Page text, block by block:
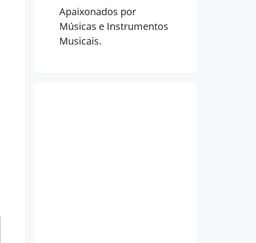
Apaixonados por
Músicas e Instrumentos
Musicais.